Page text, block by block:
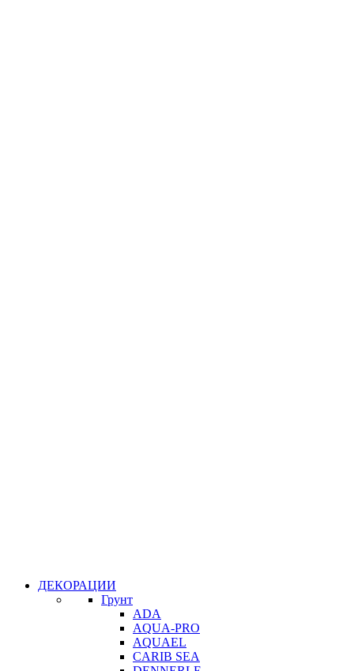
ДЕКОРАЦИИ
Грунт
ADA
AQUA-PRO
AQUAEL
CARIB SEA